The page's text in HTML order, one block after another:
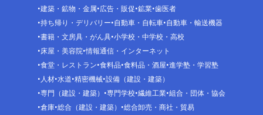
建築・鉱物・金属 広告・販促 鉱業 歯医者
持ち帰り・デリバリー 自動車・自転車 自動車・輸送機器
書籍・文房具・がん具 小学校・中学校・高校
床屋・美容院 情報通信・インターネット
食堂・レストラン 食料品 食料品・酒屋 進学塾・学習塾
人材 水道 精密機械 設備（建設・建築）
専門（建設・建築）
専門学校 繊維工業 組合・団体・協会
倉庫 総合（建設・建築）
総合卸売・商社・貿易